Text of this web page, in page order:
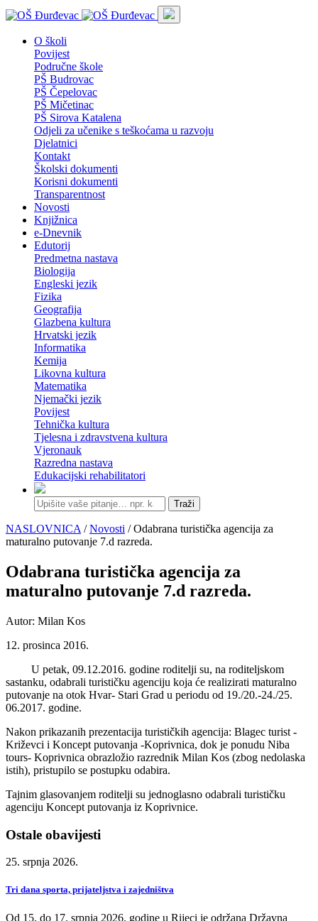
O školi
Povijest
Područne škole
PŠ Budrovac
PŠ Čepelovac
PŠ Mičetinac
PŠ Sirova Katalena
Odjeli za učenike s teškoćama u razvoju
Djelatnici
Kontakt
Školski dokumenti
Korisni dokumenti
Transparentnost
Novosti
Knjižnica
e-Dnevnik
Edutorij
Predmetna nastava
Biologija
Engleski jezik
Fizika
Geografija
Glazbena kultura
Hrvatski jezik
Informatika
Kemija
Likovna kultura
Matematika
Njemački jezik
Povijest
Tehnička kultura
Tjelesna i zdravstvena kultura
Vjeronauk
Razredna nastava
Edukacijski rehabilitatori
Traži
NASLOVNICA /Novosti / Odabrana turistička agencija za
maturalno putovanje 7.d razreda.
Odabrana turistička agencija za
maturalno putovanje 7.d razreda.
Autor: Milan Kos
12. prosinca 2016.
U petak, 09.12.2016. godine roditelji su, na roditeljskom
sastanku, odabrali turističku agenciju koja će realizirati maturalno
putovanje na otok Hvar- Stari Grad u periodu od 19./20.-24./25.
06.2017. godine.
Nakon prikazanih prezentacija turističkih agencija: Blagec turist -
Križevci i Koncept putovanja -Koprivnica, dok je ponudu Niba
tours- Koprivnica obrazložio razrednik Milan Kos (zbog nedolaska
istih), pristupilo se postupku odabira.
Tajnim glasovanjem roditelji su jednoglasno odabrali turističku
agenciju Koncept putovanja iz Koprivnice.
Ostale obavijesti
25. srpnja 2026.
Tri dana sporta, prijateljstva i zajedništva
Od 15. do 17. srpnja 2026. godine u Rijeci je održana Državna